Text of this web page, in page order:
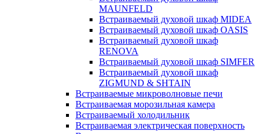
MAUNFELD
Встраиваемый духовой шкаф MIDEA
Встраиваемый духовой шкаф OASIS
Встраиваемый духовой шкаф
RENOVA
Встраиваемый духовой шкаф SIMFER
Встраиваемый духовой шкаф
ZIGMUND & SHTAIN
Встраиваемые микроволновые печи
Встраиваемая морозильная камера
Встраиваемый холодильник
Встраиваемая электрическая поверхность